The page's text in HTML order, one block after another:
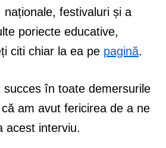
naționale, festivaluri și a
poriecte educative,
citi chiar la ea pe pagină.
în toate demersurile
am avut fericirea de a ne
acest interviu.